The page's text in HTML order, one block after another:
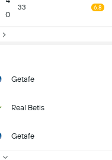
0
33 6.8
Getafe
Real Betis
Getafe